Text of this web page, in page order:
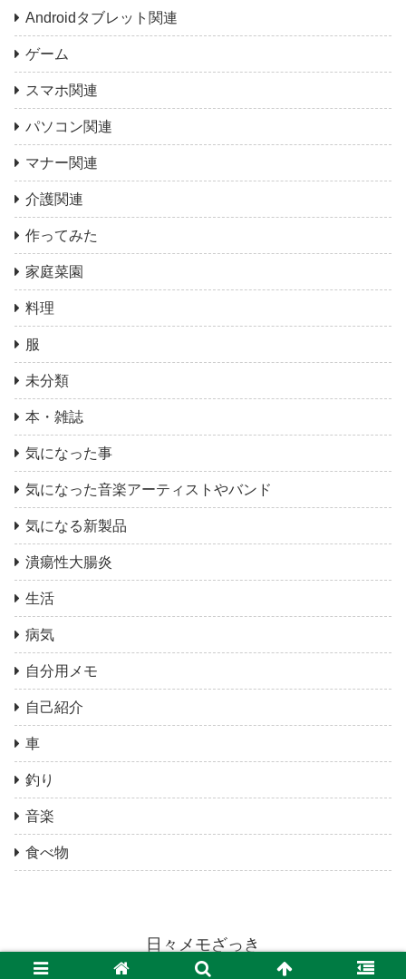
Androidタブレット関連
ゲーム
スマホ関連
パソコン関連
マナー関連
介護関連
作ってみた
家庭菜園
料理
服
未分類
本・雑誌
気になった事
気になった音楽アーティストやバンド
気になる新製品
潰瘍性大腸炎
生活
病気
自分用メモ
自己紹介
車
釣り
音楽
食べ物
日々メモざっき
© 2020 日々メモざっき.